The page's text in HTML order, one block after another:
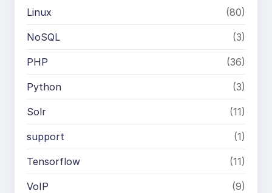
Linux (80)
NoSQL (3)
PHP (36)
Python (3)
Solr (11)
support (1)
Tensorflow (11)
VoIP (9)